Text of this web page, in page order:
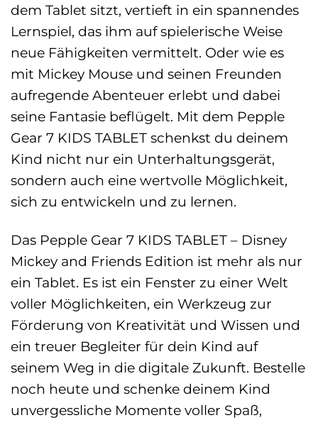
dem Tablet sitzt, vertieft in ein spannendes
Lernspiel, das ihm auf spielerische Weise
neue Fähigkeiten vermittelt. Oder wie es
mit Mickey Mouse und seinen Freunden
aufregende Abenteuer erlebt und dabei
seine Fantasie beflügelt. Mit dem Pepple
Gear 7 KIDS TABLET schenkst du deinem
Kind nicht nur ein Unterhaltungsgerät,
sondern auch eine wertvolle Möglichkeit,
sich zu entwickeln und zu lernen.
Das Pepple Gear 7 KIDS TABLET – Disney
Mickey and Friends Edition ist mehr als nur
ein Tablet. Es ist ein Fenster zu einer Welt
voller Möglichkeiten, ein Werkzeug zur
Förderung von Kreativität und Wissen und
ein treuer Begleiter für dein Kind auf
seinem Weg in die digitale Zukunft. Bestelle
noch heute und schenke deinem Kind
unvergessliche Momente voller Spaß,